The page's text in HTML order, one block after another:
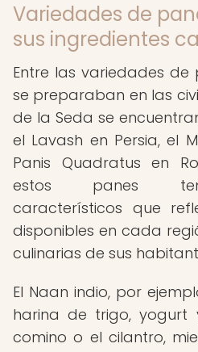
Variedades de
sus ingredientes
Entre las variedades de
se preparaban en las
de la Seda se
el Lavash en Persia, el
Panis Quadratus en
estos panes
característicos que
disponibles en cada
culinarias de sus
El Naan indio, por
harina de trigo, yogurt
comino o el cilantro,